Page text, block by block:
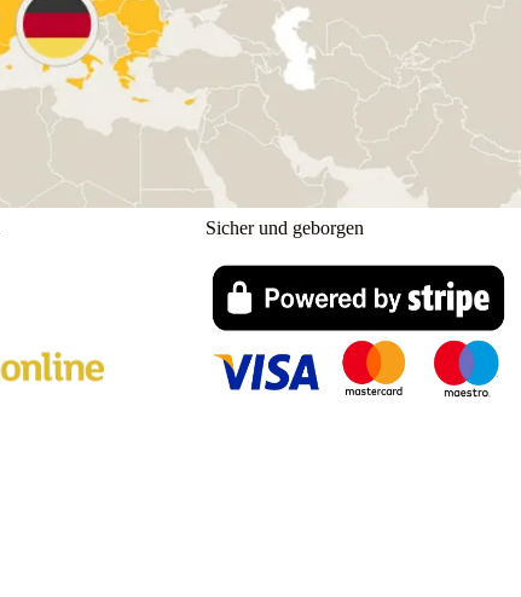
Sicher und geborgen